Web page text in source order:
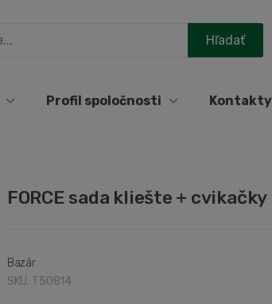
Profil spoločnosti Kontakty
FORCE sada kliešte + cvikačky
Bazár
SKU: T50814